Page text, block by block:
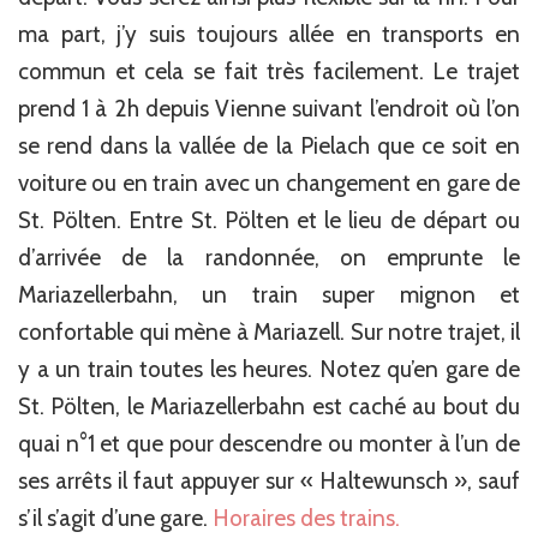
ma part, j’y suis toujours allée en transports en
commun et cela se fait très facilement. Le trajet
prend 1 à 2h depuis Vienne suivant l’endroit où l’on
se rend dans la vallée de la Pielach que ce soit en
voiture ou en train avec un changement en gare de
St. Pölten. Entre St. Pölten et le lieu de départ ou
d’arrivée de la randonnée, on emprunte le
Mariazellerbahn, un train super mignon et
confortable qui mène à Mariazell. Sur notre trajet, il
y a un train toutes les heures. Notez qu’en gare de
St. Pölten, le Mariazellerbahn est caché au bout du
quai n°1 et que pour descendre ou monter à l’un de
ses arrêts il faut appuyer sur « Haltewunsch », sauf
s’il s’agit d’une gare. Horaires des trains.